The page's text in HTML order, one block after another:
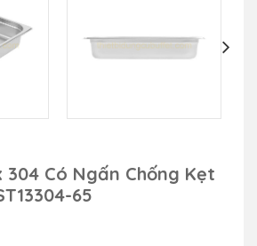
304 Có Ngấn Chống Kẹt
65